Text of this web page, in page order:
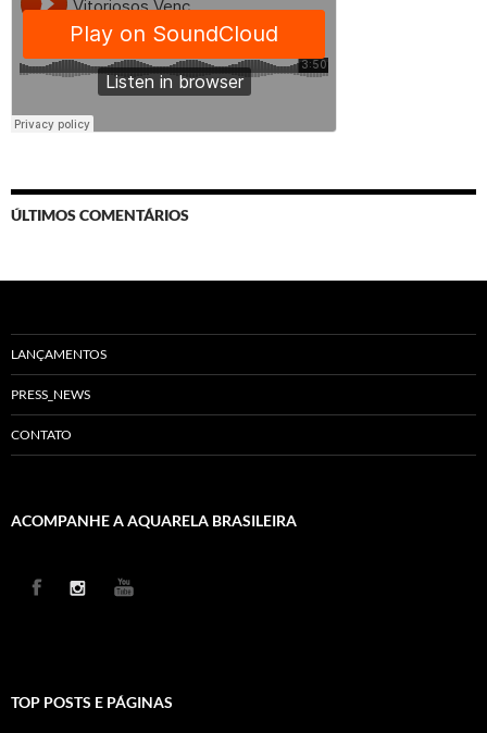
ÚLTIMOS COMENTÁRIOS
LANÇAMENTOS
PRESS_NEWS
CONTATO
ACOMPANHE A AQUARELA BRASILEIRA
TOP POSTS E PÁGINAS